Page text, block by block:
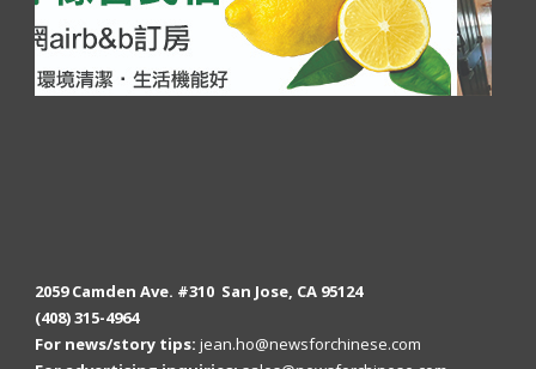
2059 Camden Ave. #310 San Jose, CA 95124
(408) 315-4964
For news/story tips: jean.ho@newsforchinese.com